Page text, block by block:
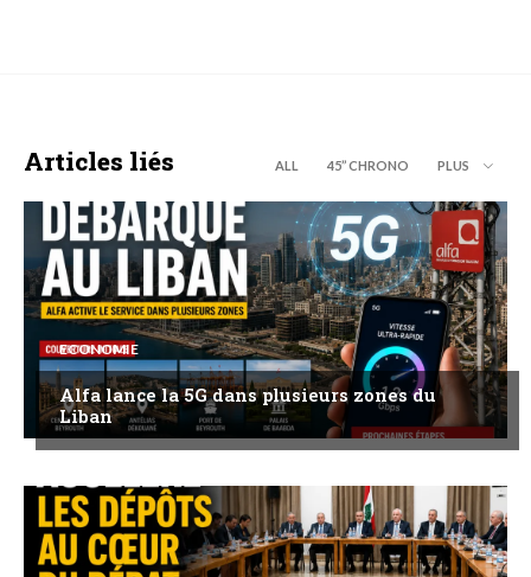
Articles liés ALL 45’’ CHRONO PLUS
ECONOMIE
Alfa lance la 5G dans plusieurs zones du
Liban